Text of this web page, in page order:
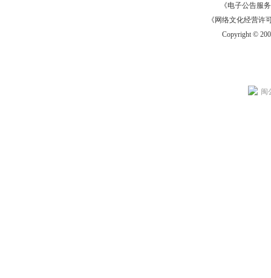
《电子公告服务
《网络文化经营许
Copyright ©
闽